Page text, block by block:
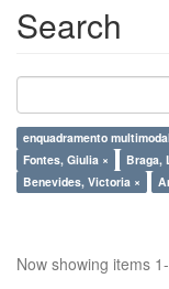
Search
enquadramento
Fontes, Giulia ×
Braga,
Benevides, Victoria ×
Now showing items